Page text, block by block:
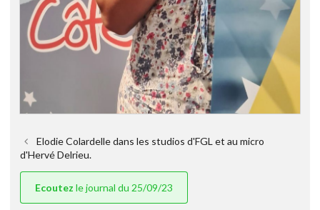
Elodie Colardelle dans les studios d'FGL et au micro
d'Hervé Delrieu.
Ecoutez le journal du 25/09/23